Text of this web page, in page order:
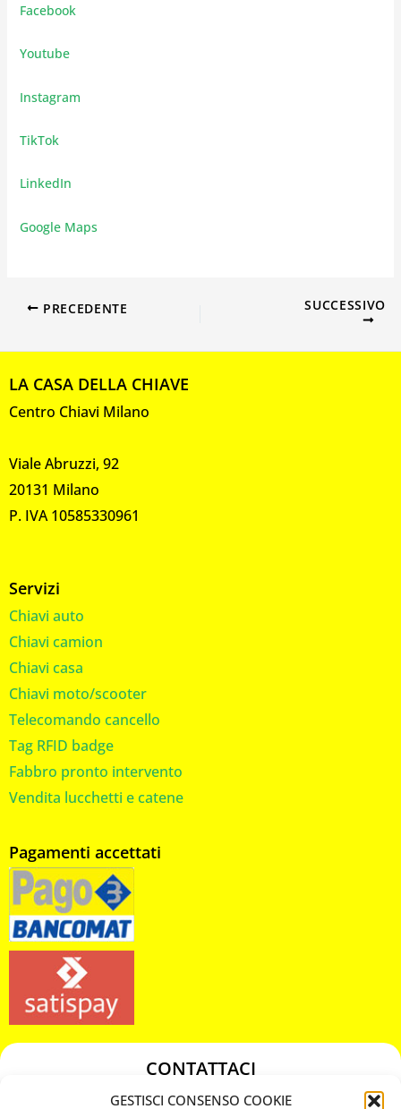
GESTISCI CONSENSO COOKIE
Facebook
Youtube
Instagram
TikTok
LinkedIn
Google Maps
PRECEDENTE SUCCESSIVO
LA CASA DELLA CHIAVE
Centro Chiavi Milano
Viale Abruzzi, 92
20131 Milano
P. IVA 10585330961
Servizi
Chiavi auto
Chiavi camion
Chiavi casa
Chiavi moto/scooter
Telecomando cancello
Tag RFID badge
Fabbro pronto intervento
Vendita lucchetti e catene
Pagamenti accettati
CONTATTACI
349 3863811